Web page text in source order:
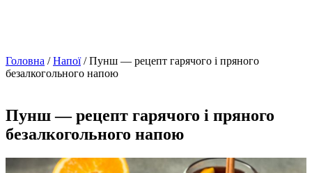
Головна /Напої/ Пунш — рецепт гарячого і пряного
безалкогольного напою
Пунш — рецепт гарячого і пряного
безалкогольного напою